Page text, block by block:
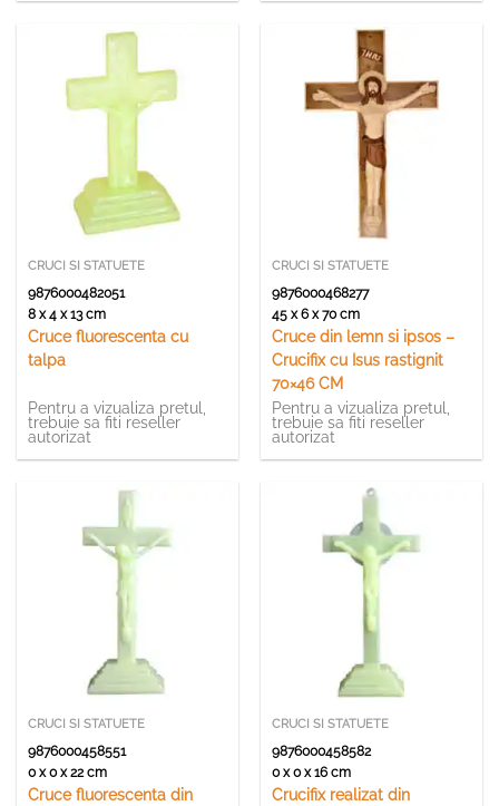
CRUCI SI STATUETE
9876000482051
8 x 4 x 13 cm
Cruce fluorescenta cu
talpa
Pentru a vizualiza pretul,
trebuie sa fiti reseller
autorizat
CRUCI SI STATUETE
9876000468277
45 x 6 x 70 cm
Cruce din lemn si ipsos –
Crucifix cu Isus rastignit
70×46 CM
Pentru a vizualiza pretul,
trebuie sa fiti reseller
autorizat
CRUCI SI STATUETE
9876000458551
0 x 0 x 22 cm
Cruce fluorescenta din
CRUCI SI STATUETE
9876000458582
0 x 0 x 16 cm
Crucifix realizat din